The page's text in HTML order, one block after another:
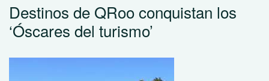
Destinos de QRoo conquistan los
‘Óscares del turismo’